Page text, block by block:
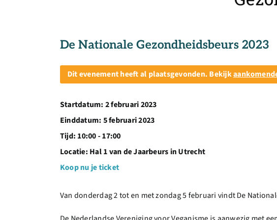
De Nationale Gezondheidsbeurs 2023
Dit evenement heeft al plaatsgevonden. Bekijk
Startdatum: 2 februari 2023
Einddatum: 5 februari 2023
Tijd: 10:00 - 17:00
Locatie: Hal 1 van de Jaarbeurs in Utrecht
Koop nu je ticket
Van donderdag 2 tot en met zondag 5 februari vindt De